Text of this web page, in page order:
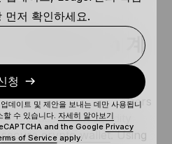
계
Ledger Live allows users
cross-chain liquidity
secure crypto wallet. Using
먼저 확인하세요.
청
데이트 및 제안을 보내는 데만 사용됩니
할 수 있습니다. 자세히 알아보기
and the Google Privacy
of Serviceapply.